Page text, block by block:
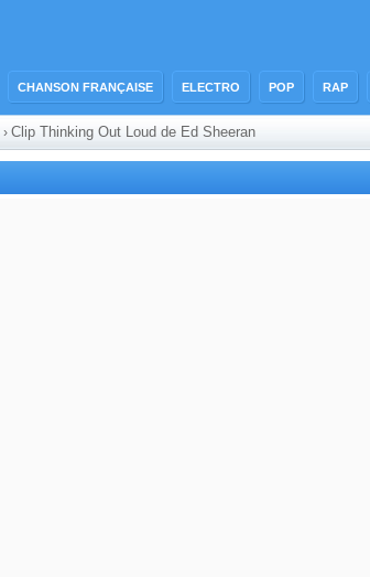
CHANSON FRANÇAISE ELECTRO POP RAP
› Clip Thinking Out Loud de Ed Sheeran